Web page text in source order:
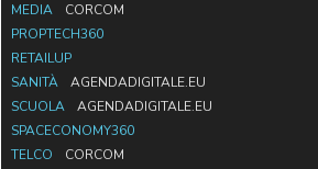
MEDIA
CORCOM
PROPTECH360
RETAILUP
SANITÀ
AGENDADIGITALE.EU
SCUOLA
AGENDADIGITALE.EU
SPACECONOMY360
TELCO
CORCOM